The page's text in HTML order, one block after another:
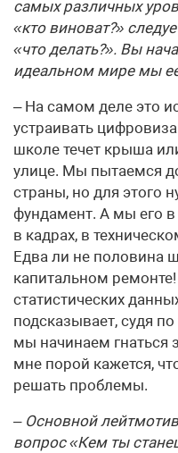
самых различных
«кто виноват?»
«что делать?». Вы
идеальном мире мы
– На самом деле это
устраивать
школе течет крыша
улице. Мы пытаемся
страны, но для этого
фундамент. А мы его
в кадрах, в
Едва ли не половина
капитальном
статистических
подсказывает, судя
мы начинаем гнаться
мне порой кажется,
решать проблемы.
– Основной
вопрос «Кем ты